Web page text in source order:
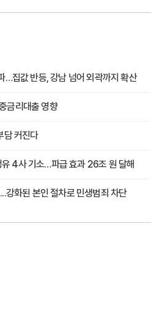
집값 반등, 강남 넘어 외곽까지 확산
금리대출 영향
담 커진다
유 4사 기소…파급 효과 26조 원 달해
강화된 본인 절차로 민생범죄 차단